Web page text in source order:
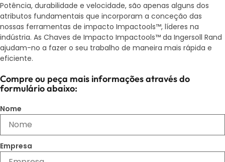
Potência, durabilidade e velocidade, são apenas alguns dos
atributos fundamentais que incorporam a conceção das
nossas ferramentas de impacto Impactools™, líderes na
indústria. As Chaves de Impacto Impactools™ da Ingersoll Rand
ajudam-no a fazer o seu trabalho de maneira mais rápida e
eficiente.
Compre ou peça mais informações através do
formulário abaixo:
Nome
Empresa